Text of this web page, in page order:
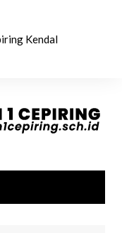
Kendal